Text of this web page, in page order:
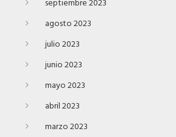
septiembre 2023
agosto 2023
julio 2023
junio 2023
mayo 2023
abril 2023
marzo 2023